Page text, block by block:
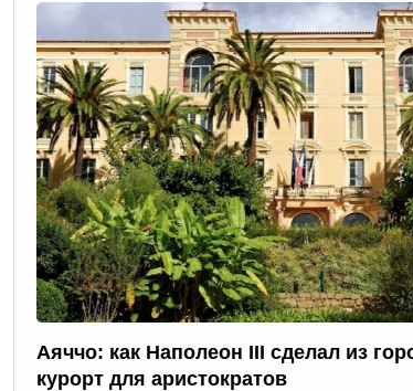
Аяччо: как Наполеон III сделал из
курорт для аристократов